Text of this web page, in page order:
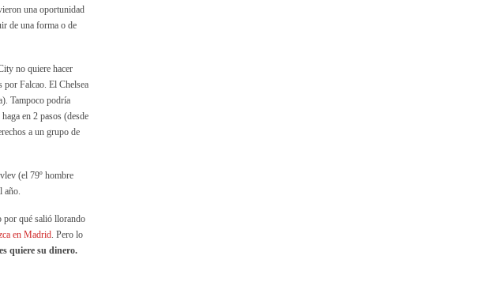
una oportunidad
de una forma o de
no quiere hacer
por Falcao. El Chelsea
Tampoco podría
en 2 pasos (desde
a un grupo de
(el 79º hombre
año.
por qué salió llorando
en Madrid. Pero lo
quiere su dinero.